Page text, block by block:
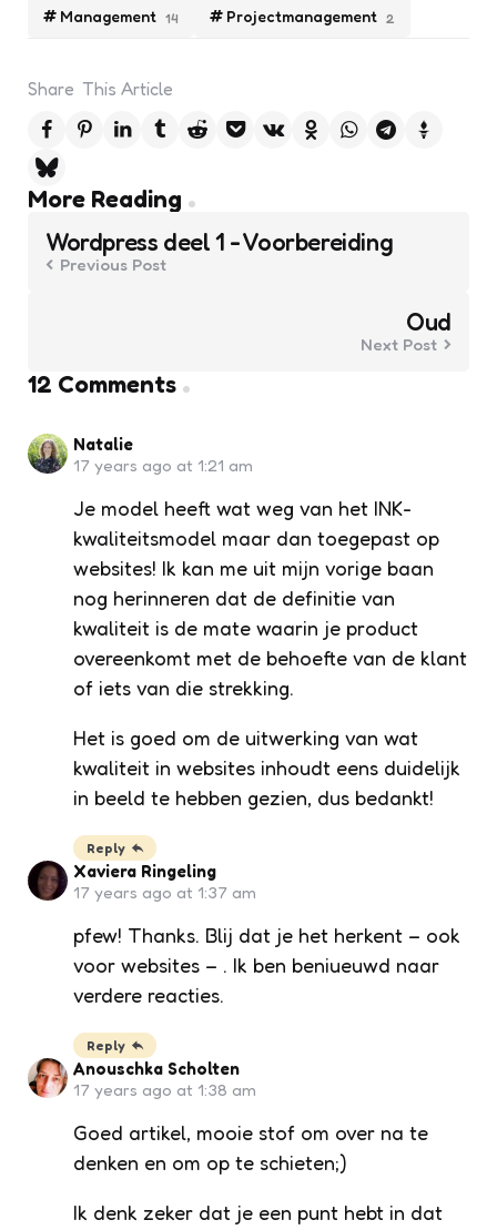
Management 14 Projectmanagement 2
Share This Article
More Reading
Post
navigation
Wordpress deel 1 - Voorbereiding
Previous Post
Oud
Next Post
12 Comments
Natalie
17 years ago at 1:21 am
Je model heeft wat weg van het INK-
kwaliteitsmodel maar dan toegepast op
websites! Ik kan me uit mijn vorige baan
nog herinneren dat de definitie van
kwaliteit is de mate waarin je product
overeenkomt met de behoefte van de klant
of iets van die strekking.
Het is goed om de uitwerking van wat
kwaliteit in websites inhoudt eens duidelijk
in beeld te hebben gezien, dus bedankt!
Reply
Xaviera Ringeling
17 years ago at 1:37 am
pfew! Thanks. Blij dat je het herkent – ook
voor websites – . Ik ben beniueuwd naar
verdere reacties.
Reply
Anouschka Scholten
17 years ago at 1:38 am
Goed artikel, mooie stof om over na te
denken en om op te schieten;)
Ik denk zeker dat je een punt hebt in dat